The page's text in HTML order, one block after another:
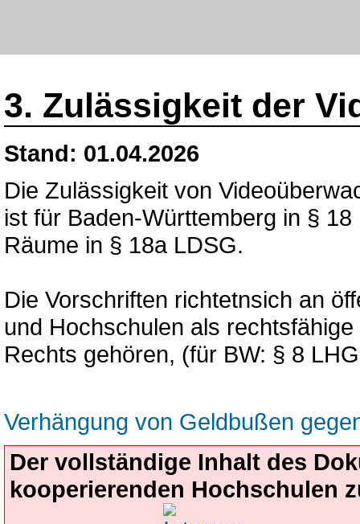
3. Zulässigkeit der
Stand: 01.04.2026
Die Zulässigkeit von
ist für Baden-Württemberg in §
Räume in § 18a LDSG.
Die Vorschriften richtetnsich an
und Hochschulen als
Rechts gehören, (für BW: § 8
Verhängung von Geldbußen
Der vollständige Inhalt des
kooperierenden Hochschulen